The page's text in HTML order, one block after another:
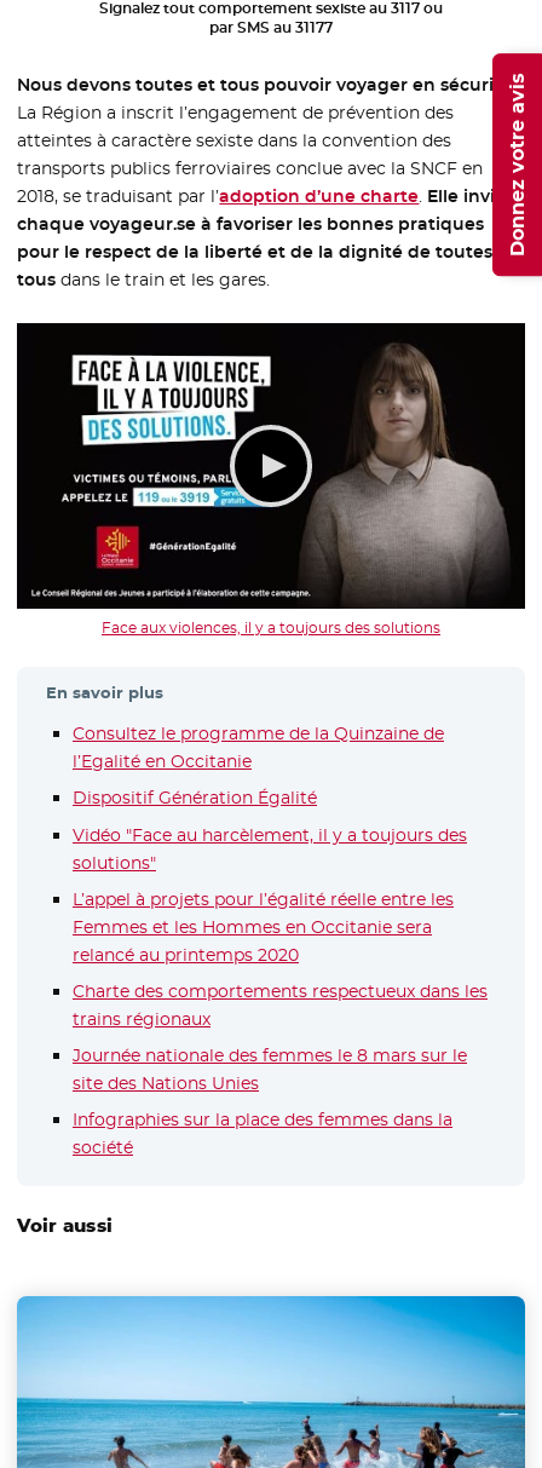
Signalez tout comportement sexiste au 3117 ou
par SMS au 31177
Nous devons toutes et tous pouvoir voyager en sécurité.
La Région a inscrit l’engagement de prévention des
atteintes à caractère sexiste dans la convention des
transports publics ferroviaires conclue avec la SNCF en
2018, se traduisant par l’adoption d’une charte- Nouvelle
. Elle invite
chaque voyageur.se à favoriser les bonnes pratiques
pour le respect de la liberté et de la dignité de toutes et
tous dans le train et les gares.
Face aux violences, il y a toujours des solutions
En savoir plus
Consultez le programme de la Quinzaine de
l’Egalité en Occitanie
Dispositif Génération Égalité
Vidéo "Face au harcèlement, il y a toujours des
solutions"- Nouvelle fenêtre
L’appel à projets pour l’égalité réelle entre les
Femmes et les Hommes en Occitanie sera
relancé au printemps 2020
Charte des comportements respectueux dans les
trains régionaux- Nouvelle fenêtre
Journée nationale des femmes le 8 mars sur le
site des Nations Unies- Nouvelle fenêtre
Infographies sur la place des femmes dans la
société- Nouvelle fenêtre
Voir aussi
Donnez votre avis